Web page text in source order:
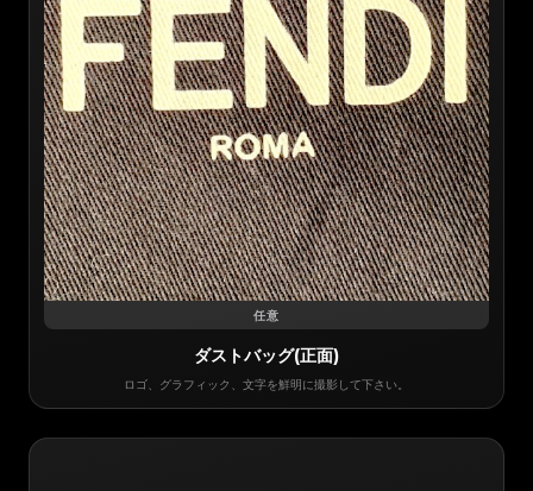
任意
ダストバッグ(正面)
ロゴ、グラフィック、文字を鮮明に撮影して下さい。